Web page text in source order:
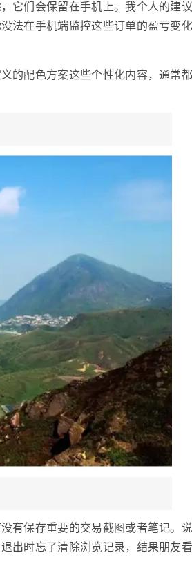
它们会保留在手机上。我个人的建
法在手机端监控这些订单的盈亏变
的配色方案这些个性化内容，通常
有保存重要的交易截图或者笔记。
出时忘了清除浏览记录，结果朋友